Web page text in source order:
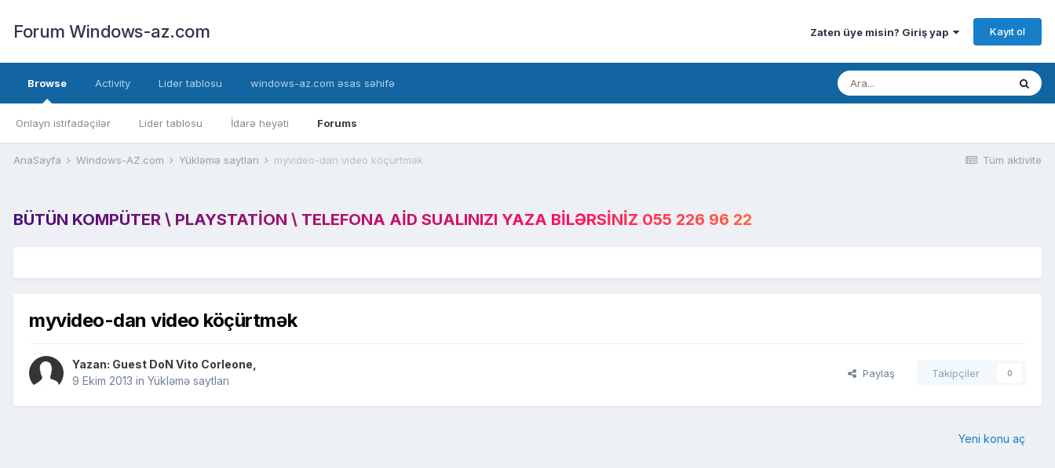
Forum Windows-az.com Zaten üye misin? Giriş yap Kayıt ol
Browse
Onlayn istifadəçilər Lider tablosu İdarə heyəti Forums
Activity Lider tablosu windows-az.com əsas səhifə
Tüm aktivite
AnaSayfa Windows-AZ.com Yükləmə saytları myvideo-dan video köçürtmək
BÜTÜN KOMPÜTER \ PLAYSTATION \ TELEFONA AID SUALINIZI YAZA BILƏRSINIZ 055 226 96 22
myvideo-dan video köçürtmək
Yazan: Guest DoN Vito Corleone,
9 Ekim 2013 in Yükləmə saytları
Paylaş Takipçiler 0
Yeni konu aç